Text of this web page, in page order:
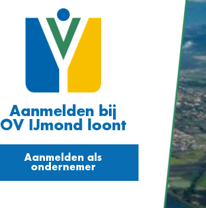
Aanmelden bij
OV IJmond loont
Aanmelden als
ondernemer